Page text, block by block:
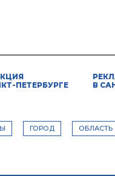
ПЕТЕРБУРГЕ
В
ГОРОД ОБЛАСТЬ